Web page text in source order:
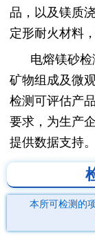
品，以及镁质
定形耐火材料
电熔镁砂检
矿物组成及微
检测可评估产
要求，为生产
提供数据支持。
本所可检测的